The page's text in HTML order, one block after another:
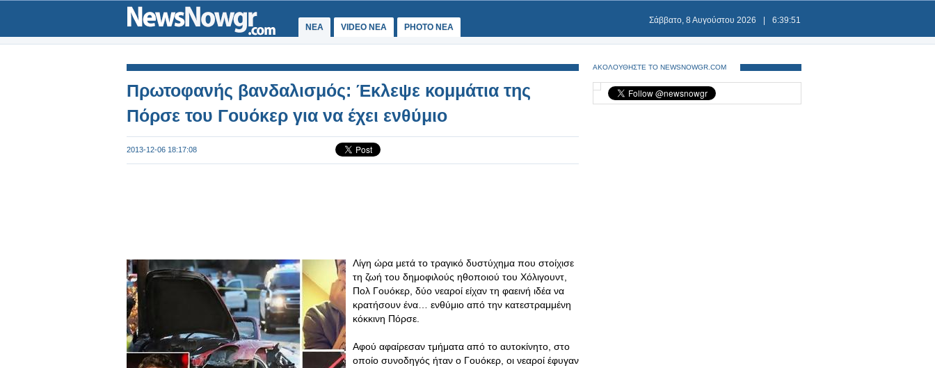
ΝΕΑ VIDEO NEA PHOTO NEA
Σάββατο, 8 Αυγούστου 2026 6:39:52
Πρωτοφανής βανδαλισμός: Έκλεψε κομμάτια της
Πόρσε του Γουόκερ για να έχει ενθύμιο
2013-12-06 18:17:08
Λίγη ώρα μετά το τραγικό δυστύχημα που στοίχισε
τη ζωή του δημοφιλούς ηθοποιού του Χόλιγουντ,
Πολ Γουόκερ, δύο νεαροί είχαν τη φαεινή ιδέα να
κρατήσουν ένα… ενθύμιο από την κατεστραμμένη
κόκκινη Πόρσε.
Αφού αφαίρεσαν τμήματα από το αυτοκίνητο, στο
οποίο συνοδηγός ήταν ο Γουόκερ, οι νεαροί έφυγαν
ΑΚΟΛΟΥΘΗΣΤΕ ΤΟ NEWSNOWGR.COM